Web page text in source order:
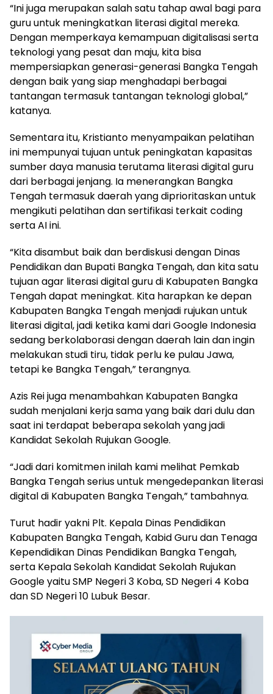
‎“Ini juga merupakan salah satu tahap awal bagi para
guru untuk meningkatkan literasi digital mereka.
Dengan memperkaya kemampuan digitalisasi serta
teknologi yang pesat dan maju, kita bisa
mempersiapkan generasi-generasi Bangka Tengah
dengan baik yang siap menghadapi berbagai
tantangan termasuk tantangan teknologi global,”
katanya.
‎Sementara itu, Kristianto menyampaikan pelatihan
ini mempunyai tujuan untuk peningkatan kapasitas
sumber daya manusia terutama literasi digital guru
dari berbagai jenjang. Ia menerangkan Bangka
Tengah termasuk daerah yang diprioritaskan untuk
mengikuti pelatihan dan sertifikasi terkait coding
serta AI ini.
‎“Kita disambut baik dan berdiskusi dengan Dinas
Pendidikan dan Bupati Bangka Tengah, dan kita satu
tujuan agar literasi digital guru di Kabupaten Bangka
Tengah dapat meningkat. Kita harapkan ke depan
Kabupaten Bangka Tengah menjadi rujukan untuk
literasi digital, jadi ketika kami dari Google Indonesia
sedang berkolaborasi dengan daerah lain dan ingin
melakukan studi tiru, tidak perlu ke pulau Jawa,
tetapi ke Bangka Tengah,” terangnya.
‎Azis Rei juga menambahkan Kabupaten Bangka
sudah menjalani kerja sama yang baik dari dulu dan
saat ini terdapat beberapa sekolah yang jadi
Kandidat Sekolah Rujukan Google.
‎“Jadi dari komitmen inilah kami melihat Pemkab
Bangka Tengah serius untuk mengedepankan literasi
digital di Kabupaten Bangka Tengah,” tambahnya.
‎Turut hadir yakni Plt. Kepala Dinas Pendidikan
Kabupaten Bangka Tengah, Kabid Guru dan Tenaga
Kependidikan Dinas Pendidikan Bangka Tengah,
serta Kepala Sekolah Kandidat Sekolah Rujukan
Google yaitu SMP Negeri 3 Koba, SD Negeri 4 Koba
dan SD Negeri 10 Lubuk Besar.